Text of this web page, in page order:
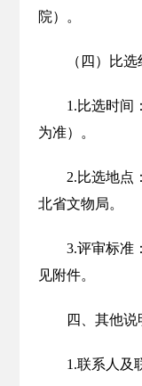
院）。
（四）比选
1.比选时间：
为准）。
2.比选地点：
北省文物局。
3.评审标准：
见附件。
四、其他说
1.联系人及